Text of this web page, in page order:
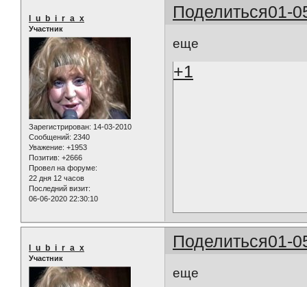
Поделиться01-
l_u_b_i_r_a_x
Участник
Зарегистрирован: 14-03-2010
Сообщений: 2340
Уважение: +1953
Позитив: +2666
Провел на форуме:
22 дня 12 часов
Последний визит:
06-06-2020 22:30:10
еще
+1
Поделиться01-
l_u_b_i_r_a_x
Участник
еще